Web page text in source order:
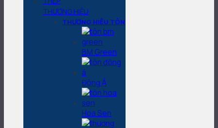
THƯƠNG HIỆU
THƯƠNG HIỆU TÔN
BM Green
Đông Á
Hoa Sen